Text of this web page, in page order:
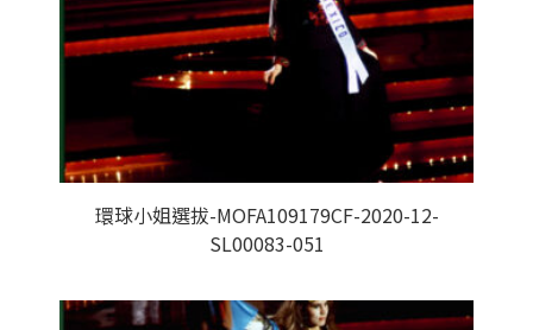
環球小姐選拔-MOFA109179CF-2020-12-
SL00083-051